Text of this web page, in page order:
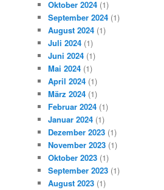
Oktober 2024 (1)
September 2024 (1)
August 2024 (1)
Juli 2024 (1)
Juni 2024 (1)
Mai 2024 (1)
April 2024 (1)
März 2024 (1)
Februar 2024 (1)
Januar 2024 (1)
Dezember 2023 (1)
November 2023 (1)
Oktober 2023 (1)
September 2023 (1)
August 2023 (1)